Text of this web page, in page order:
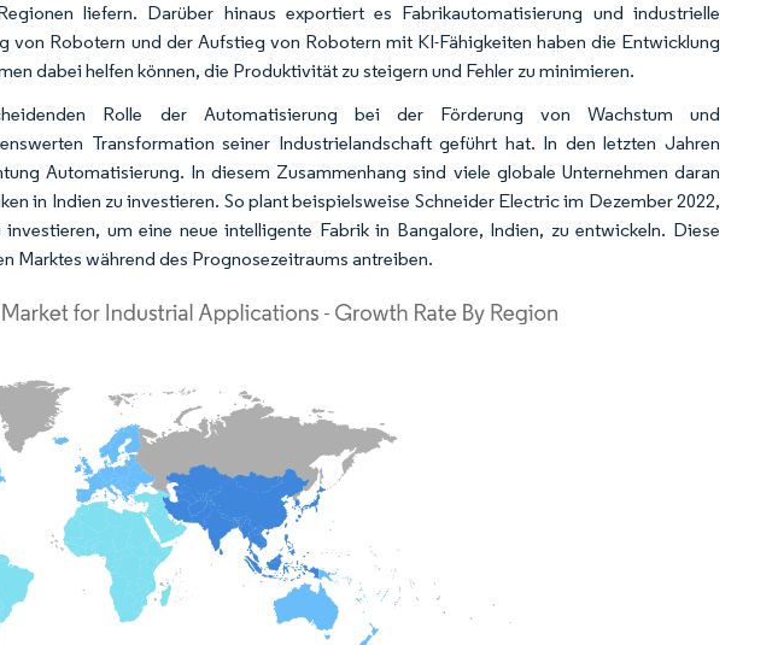
liefern. Darüber hinaus exportiert es Fabrikautomatisierung und industrielle
von Robotern und der Aufstieg von Robotern mit KI-Fähigkeiten haben die Entwicklung
dabei helfen können, die Produktivität zu steigern und Fehler zu minimieren.
Rolle der Automatisierung bei der Förderung von Wachstum und
Transformation seiner Industrielandschaft geführt hat. In den letzten Jahren
Automatisierung. In diesem Zusammenhang sind viele globale Unternehmen daran
in Indien zu investieren. So plant beispielsweise Schneider Electric im Dezember 2022,
um eine neue intelligente Fabrik in Bangalore, Indien, zu entwickeln. Diese
Marktes während des Prognosezeitraums antreiben.